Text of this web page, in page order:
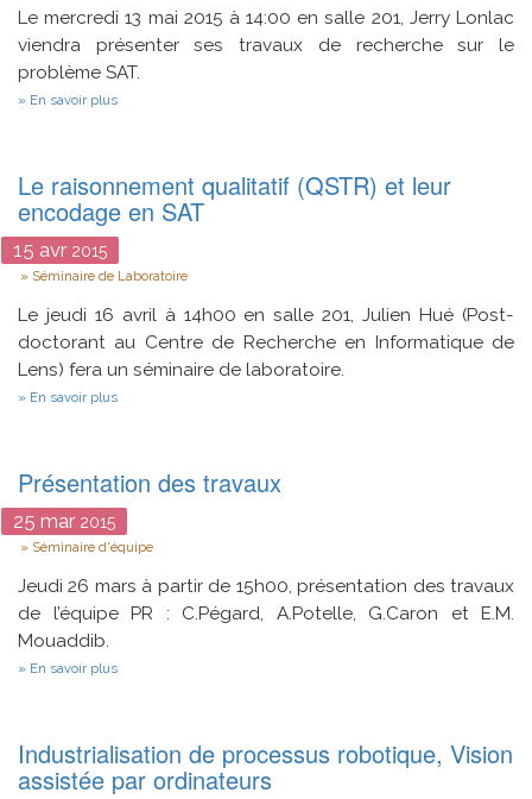
Le mercredi 13 mai 2015 à 14:00 en salle 201, Jerry Lonlac
viendra présenter ses travaux de recherche sur le
problème SAT.
En savoir plus
la
Satisfiabilité
Le raisonnement qualitatif (QSTR) et leur
encodage en SAT
15 avr2015
Type
Séminaire de Laboratoire
Le jeudi 16 avril à 14h00 en salle 201, Julien Hué (Post-
doctorant au Centre de Recherche en Informatique de
Lens) fera un séminaire de laboratoire.
En savoir plus
et
leur
en
Présentation des travaux
25 mar2015
Type
Séminaire d'équipe
Jeudi 26 mars à partir de 15h00, présentation des travaux
de l’équipe PR : C.Pégard, A.Potelle, G.Caron et E.M.
Mouaddib.
En savoir plus
Industrialisation de processus robotique, Vision
assistée par ordinateurs